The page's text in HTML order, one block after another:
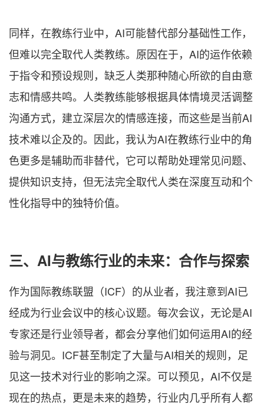
同样，在教练行业中，AI可能替代部分基础性工作，
但难以完全取代人类教练。原因在于，AI的运作依赖
于指令和预设规则，缺乏人类那种随心所欲的自由意
志和情感共鸣。人类教练能够根据具体情境灵活调整
沟通方式，建立深层次的情感连接，而这些是当前AI
技术难以企及的。因此，我认为AI在教练行业中的角
色更多是辅助而非替代，它可以帮助处理常见问题、
提供知识支持，但无法完全取代人类在深度互动和个
性化指导中的独特价值。
三、AI与教练行业的未来：合作与探索
作为国际教练联盟（ICF）的从业者，我注意到AI已
经成为行业会议中的核心议题。每次会议，无论是AI
专家还是行业领导者，都会分享他们如何运用AI的经
验与洞见。ICF甚至制定了大量与AI相关的规则，足
见这一技术对行业的影响之深。可以预见，AI不仅是
现在的热点，更是未来的趋势，行业内几乎所有人都